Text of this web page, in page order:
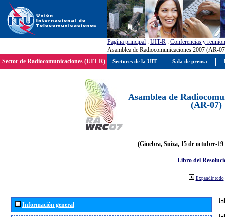
Pagína principal : UIT-R : Conferencias y
Asamblea de Radiocomunicaciones 2007 (AR-
Sector de Radiocomunicaciones (UIT-R)
Asamblea de
(AR-07)
(Ginebra, Suiza, 15 de octubre-19
Libro del
Expandir todo
Información general
Sectores de la UIT Sala de prensa